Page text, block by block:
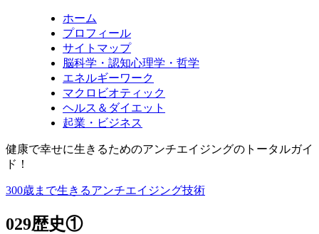
ホーム
プロフィール
サイトマップ
脳科学・認知心理学・哲学
エネルギーワーク
マクロビオティック
ヘルス＆ダイエット
起業・ビジネス
健康で幸せに生きるためのアンチエイジングのトータルガイ
ド！
300歳まで生きるアンチエイジング技術
029歴史①